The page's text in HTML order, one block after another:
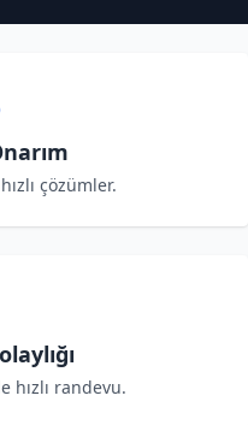
çözümler.
hızlı randevu.